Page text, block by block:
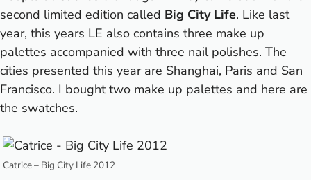
second limited edition called Big City Life. Like last
year, this years LE also contains three make up
palettes accompanied with three nail polishes. The
cities presented this year are Shanghai, Paris and San
Francisco. I bought two make up palettes and here are
the swatches.
Catrice – Big City Life 2012